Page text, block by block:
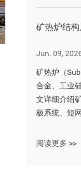
矿热炉结
Jun. 09,
矿热炉（
合金、工业
文详细介绍
极系统、短
成与运行机制
阅读更多 >>